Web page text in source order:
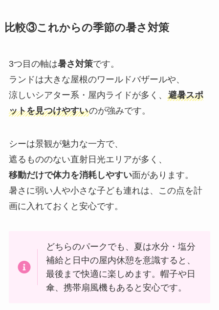
比較③これからの季節の暑さ対策
3つ目の軸は暑さ対策です。
ランドは大きな屋根のワールドバザールや、
涼しいシアター系・屋内ライドが多く、 避暑スポ
ットを見つけやすいのが強みです。
シーは景観が魅力な一方で、
遮るもののない直射日光エリアが多く、
移動だけで体力を消耗しやすい面があります。
暑さに弱い人や小さな子ども連れは、この点を計
画に入れておくと安心です。
どちらのパークでも、夏は水分・塩分
補給と日中の屋内休憩を意識すると、
最後まで快適に楽しめます。帽子や日
傘、携帯扇風機もあると安心です。